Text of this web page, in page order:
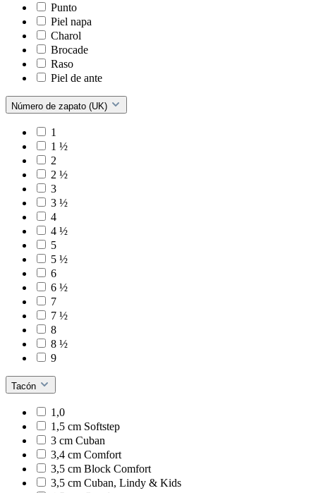
Punto
Piel napa
Charol
Brocade
Raso
Piel de ante
Número de zapato (UK)
1
1 ½
2
2 ½
3
3 ½
4
4 ½
5
5 ½
6
6 ½
7
7 ½
8
8 ½
9
Tacón
1,0
1,5 cm Softstep
3 cm Cuban
3,4 cm Comfort
3,5 cm Block Comfort
3,5 cm Cuban, Lindy & Kids